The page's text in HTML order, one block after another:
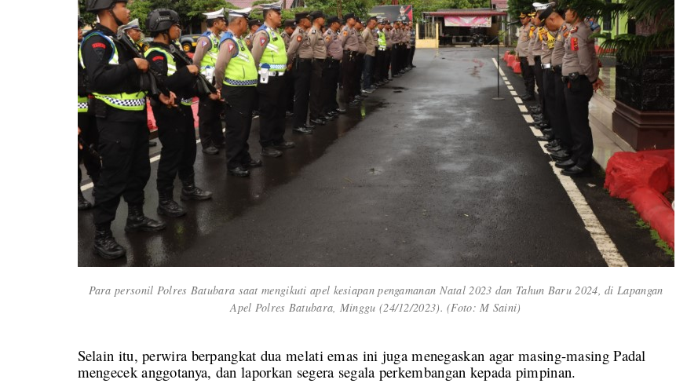
Para personil Polres Batubara saat mengikuti apel kesiapan pengamanan Natal 2023 dan Tahun Baru 2024, di Lapangan
Apel Polres Batubara, Minggu (24/12/2023). (Foto: M Saini)
Selain itu, perwira berpangkat dua melati emas ini juga menegaskan agar masing-masing Padal
mengecek anggotanya, dan laporkan segera segala perkembangan kepada pimpinan.